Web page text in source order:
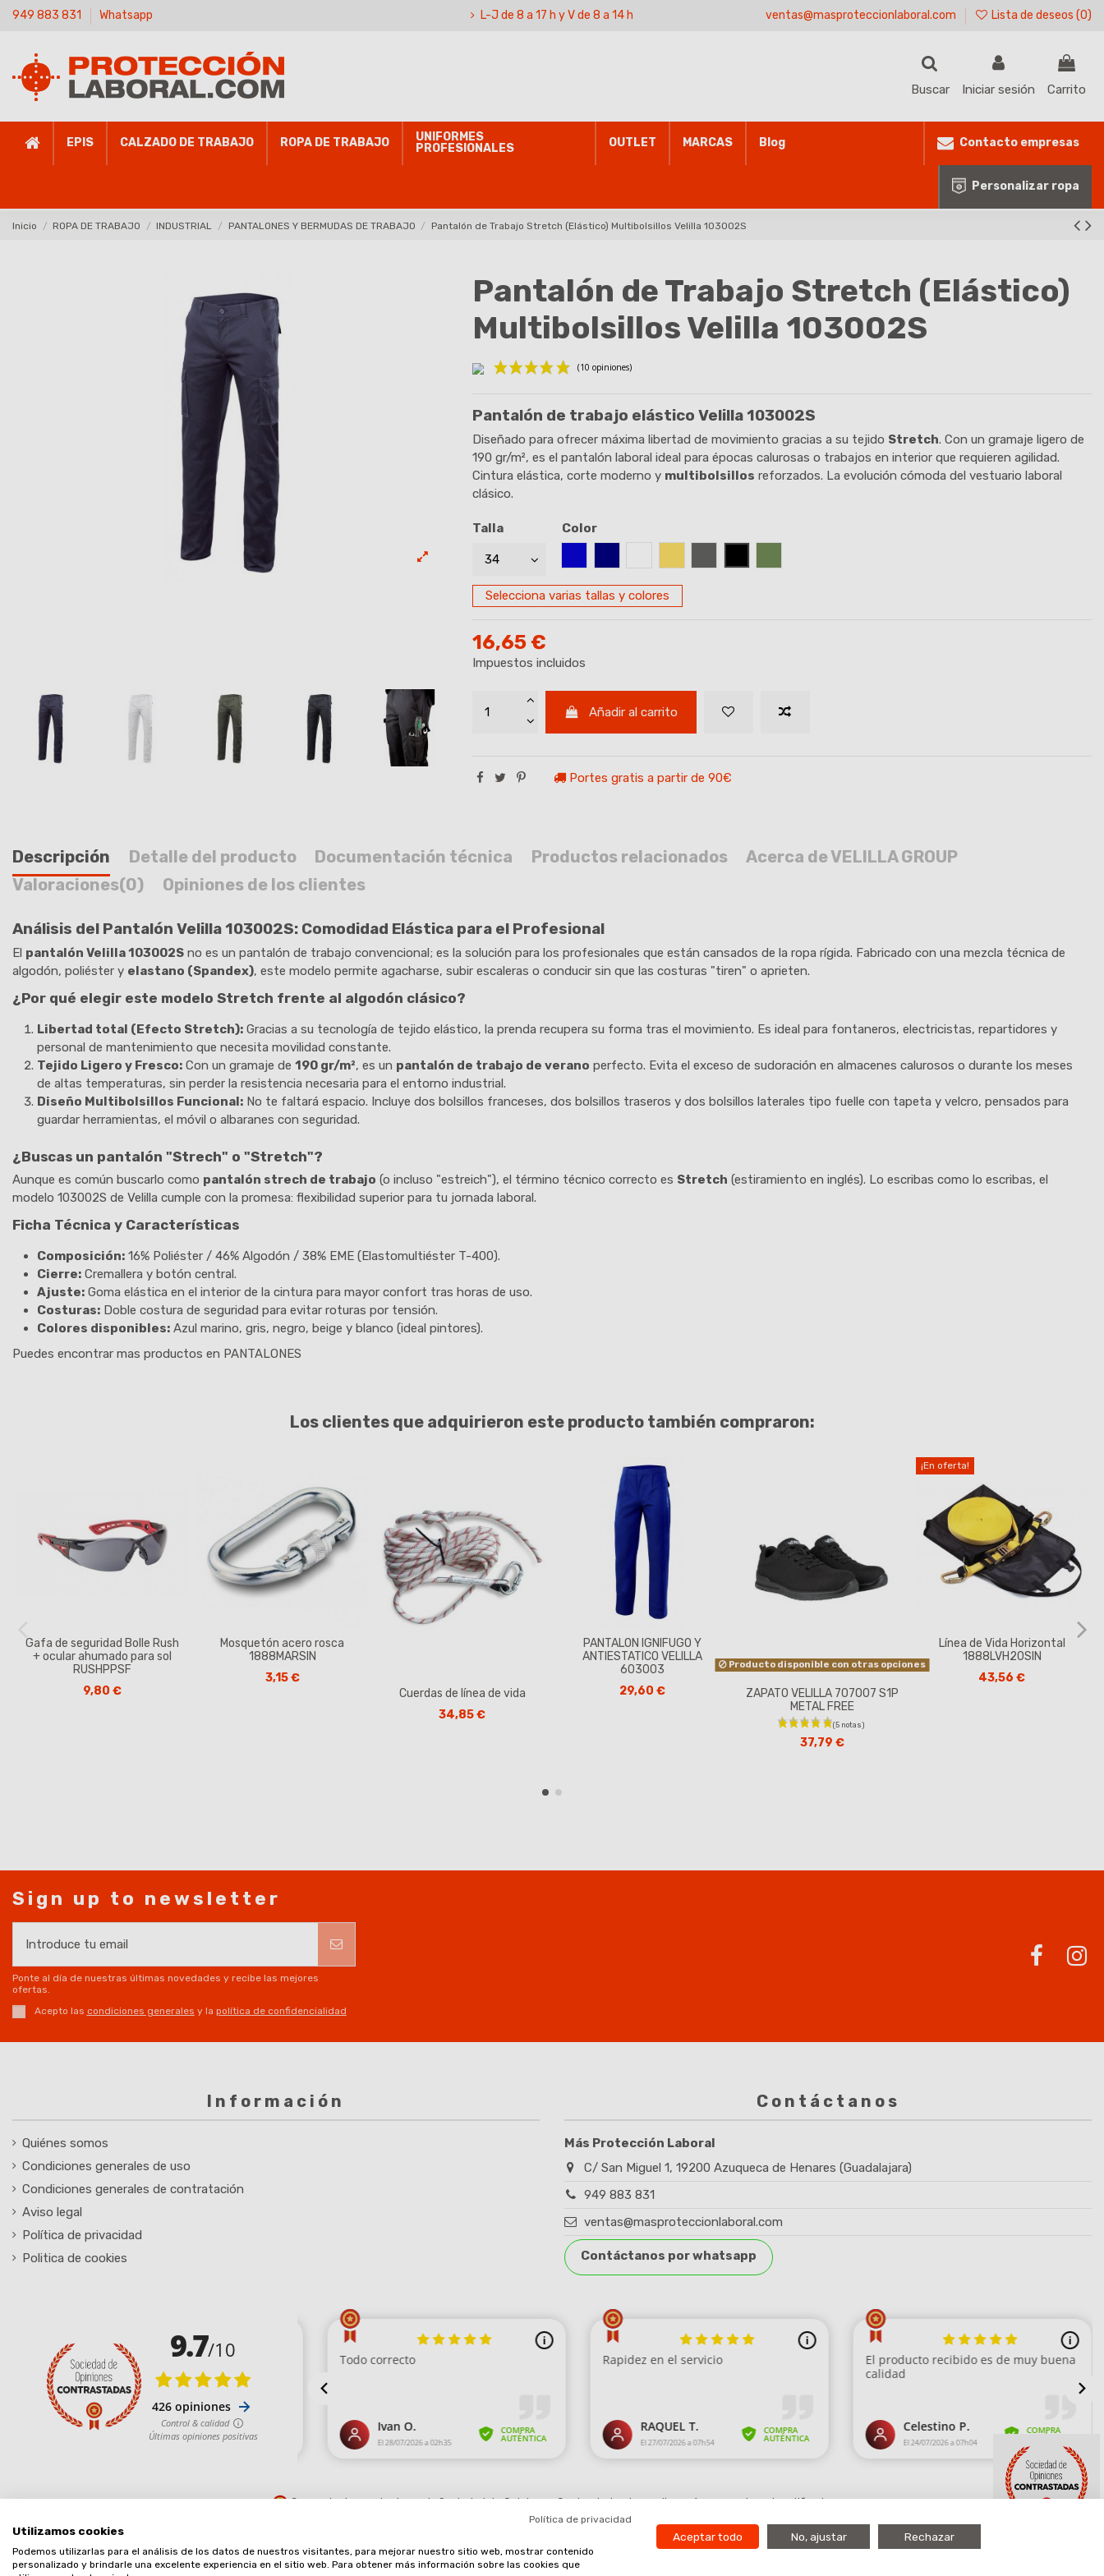
949 883 831 Whatsapp L-J de 8 a 17 h y V de 8 a 14 h ventas@masproteccionlaboral.com Lista de deseos (0)
Buscar Iniciar sesión Carrito
EPIS CALZADO DE TRABAJO ROPA DE TRABAJO
UNIFORMES
PROFESIONALES
OUTLET MARCAS Blog Contacto empresas
Personalizar ropa
Inicio ROPA DE TRABAJO INDUSTRIAL PANTALONES Y BERMUDAS DE TRABAJO Pantalón de Trabajo Stretch (Elástico) Multibolsillos Velilla 103002S
Pantalón de Trabajo Stretch (Elástico)
Multibolsillos Velilla 103002S
(10 opiniones)
Pantalón de trabajo elástico Velilla 103002S
Diseñado para ofrecer máxima libertad de movimiento gracias a su tejido Stretch. Con un gramaje ligero de
190 gr/m², es el pantalón laboral ideal para épocas calurosas o trabajos en interior que requieren agilidad.
Cintura elástica, corte moderno y multibolsillos reforzados. La evolución cómoda del vestuario laboral
clásico.
Talla
Color
Selecciona varias tallas y colores
16,65 €
Impuestos incluidos
Añadir al carrito
Portes gratis a partir de 90€
Descripción Detalle del producto Documentación técnica Productos relacionados
Acerca de VELILLA GROUP
Valoraciones(0) Opiniones de los clientes
Análisis del Pantalón Velilla 103002S: Comodidad Elástica para el Profesional
El pantalón Velilla 103002S no es un pantalón de trabajo convencional; es la solución para los profesionales que están cansados de la ropa rígida. Fabricado con una mezcla técnica de
algodón, poliéster y elastano (Spandex), este modelo permite agacharse, subir escaleras o conducir sin que las costuras "tiren" o aprieten.
¿Por qué elegir este modelo Stretch frente al algodón clásico?
Libertad total (Efecto Stretch): Gracias a su tecnología de tejido elástico, la prenda recupera su forma tras el movimiento. Es ideal para fontaneros, electricistas, repartidores y
personal de mantenimiento que necesita movilidad constante.
Tejido Ligero y Fresco: Con un gramaje de 190 gr/m², es un pantalón de trabajo de verano perfecto. Evita el exceso de sudoración en almacenes calurosos o durante los meses
de altas temperaturas, sin perder la resistencia necesaria para el entorno industrial.
Diseño Multibolsillos Funcional: No te faltará espacio. Incluye dos bolsillos franceses, dos bolsillos traseros y dos bolsillos laterales tipo fuelle con tapeta y velcro, pensados para
guardar herramientas, el móvil o albaranes con seguridad.
¿Buscas un pantalón "Strech" o "Stretch"?
Aunque es común buscarlo como pantalón strech de trabajo (o incluso "estreich"), el término técnico correcto es Stretch (estiramiento en inglés). Lo escribas como lo escribas, el
modelo 103002S de Velilla cumple con la promesa: flexibilidad superior para tu jornada laboral.
Ficha Técnica y Características
Composición: 16% Poliéster / 46% Algodón / 38% EME (Elastomultiéster T-400).
Cierre: Cremallera y botón central.
Ajuste: Goma elástica en el interior de la cintura para mayor confort tras horas de uso.
Costuras: Doble costura de seguridad para evitar roturas por tensión.
Colores disponibles: Azul marino, gris, negro, beige y blanco (ideal pintores).
Puedes encontrar mas productos en PANTALONES
Los clientes que adquirieron este producto también compraron:
Gafa de seguridad Bolle Rush
+ ocular ahumado para sol
RUSHPPSF
9,80 €
Mosquetón acero rosca
1888MARSIN
3,15 €
Cuerdas de línea de vida
34,85 €
PANTALON IGNIFUGO Y
ANTIESTATICO VELILLA
603003
29,60 €
Producto disponible con otras opciones
ZAPATO VELILLA 707007 S1P
METAL FREE
37,79 €
¡En oferta!
Línea de Vida Horizontal
1888LVH20SIN
43,56 €
Sign up to newsletter
Ponte al día de nuestras últimas novedades y recibe las mejores
ofertas.
Acepto las condiciones generales y la política de confidencialidad
Información
Quiénes somos
Condiciones generales de uso
Condiciones generales de contratación
Aviso legal
Política de privacidad
Politica de cookies
Contáctanos
Más Protección Laboral
C/ San Miguel 1, 19200 Azuqueca de Henares (Guadalajara)
949 883 831
ventas@masproteccionlaboral.com
Contáctanos por whatsapp
Comerciante aprobado por la Sociedad de Opiniones Contrastadas,haga clic aquí para mostrar el certificado.
Política de privacidad
Utilizamos cookies
Podemos utilizarlas para el análisis de los datos de nuestros visitantes, para mejorar nuestro sitio web, mostrar contenido
personalizado y brindarle una excelente experiencia en el sitio web. Para obtener más información sobre las cookies que
Aceptar todo No, ajustar Rechazar